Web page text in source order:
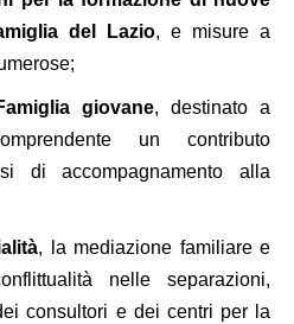
del Lazio, e misure a
giovane, destinato a
un contributo
di accompagnamento alla
, la mediazione familiare e
nelle separazioni,
consultori e dei centri per la